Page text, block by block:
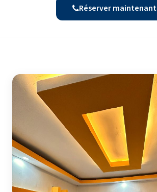
Réserver maintenant